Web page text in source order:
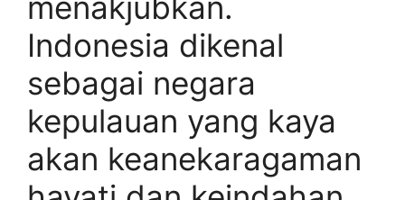
Indonesia dikenal
sebagai negara
kepulauan yang kaya
akan keanekaragaman